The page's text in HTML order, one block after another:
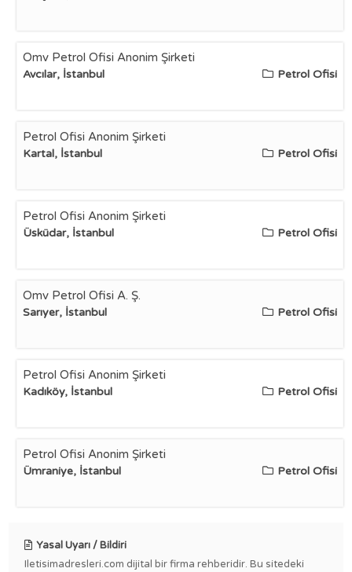
Omv Petrol Ofisi Anonim Şirketi
Avcılar, İstanbul Petrol Ofisi
Petrol Ofisi Anonim Şirketi
Kartal, İstanbul Petrol Ofisi
Petrol Ofisi Anonim Şirketi
Üsküdar, İstanbul Petrol Ofisi
Omv Petrol Ofisi A. Ş.
Sarıyer, İstanbul Petrol Ofisi
Petrol Ofisi Anonim Şirketi
Kadıköy, İstanbul Petrol Ofisi
Petrol Ofisi Anonim Şirketi
Ümraniye, İstanbul Petrol Ofisi
Yasal Uyarı / Bildiri
Iletisimadresleri.com dijital bir firma rehberidir. Bu sitedeki